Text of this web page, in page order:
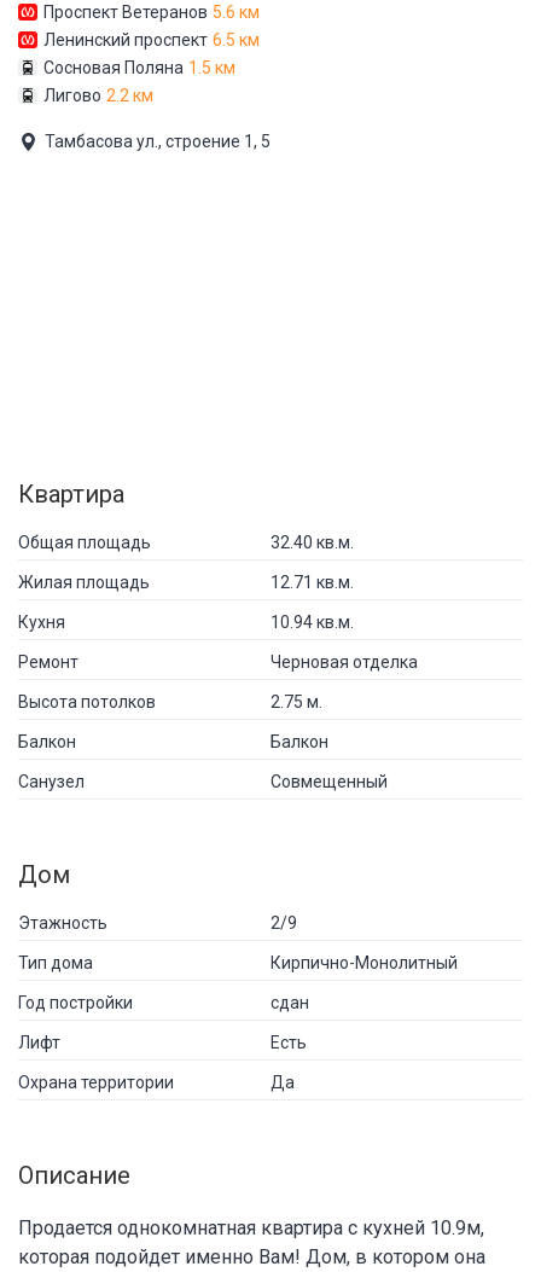
Проспект Ветеранов 5.6 км
Ленинский проспект 6.5 км
Сосновая Поляна 1.5 км
Лигово 2.2 км
Тамбасова ул., строение 1, 5
Квартира
Общая площадь 32.40 кв.м.
Жилая площадь 12.71 кв.м.
Кухня 10.94 кв.м.
Ремонт Черновая отделка
Высота потолков 2.75 м.
Балкон Балкон
Санузел Совмещенный
Дом
Этажность 2/9
Тип дома Кирпично-Монолитный
Год постройки сдан
Лифт Есть
Охрана территории Да
Описание
Продается однокомнатная квартира с кухней 10.9м,
которая подойдет именно Вам! Дом, в котором она